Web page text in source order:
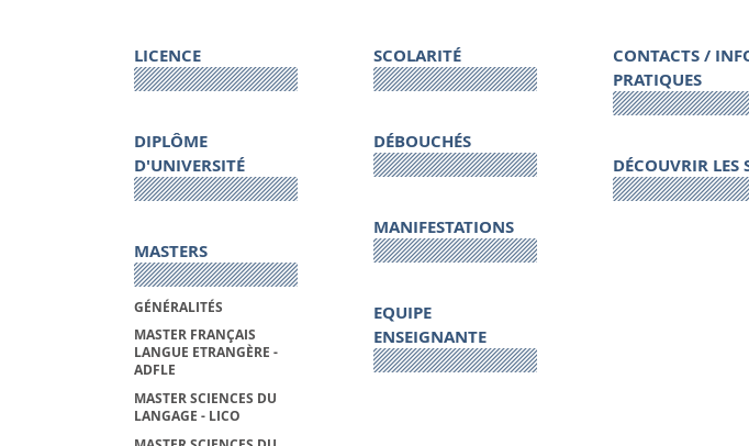
LICENCE
DIPLÔME
D'UNIVERSITÉ
MASTERS
GÉNÉRALITÉS
MASTER FRANÇAIS
LANGUE ETRANGÈRE -
ADFLE
MASTER SCIENCES DU
LANGAGE - LICO
SCOLARITÉ
DÉBOUCHÉS
MANIFESTATIONS
EQUIPE
ENSEIGNANTE
CONTACTS /
PRATIQUES
DÉCOUVRIR LES